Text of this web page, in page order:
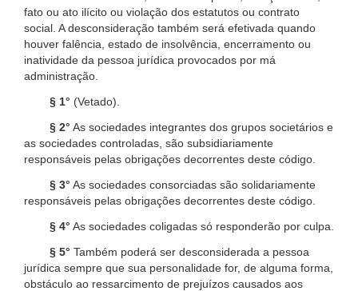
fato ou ato ilícito ou violação dos estatutos ou contrato
social. A desconsideração também será efetivada quando
houver falência, estado de insolvência, encerramento ou
inatividade da pessoa jurídica provocados por má
administração.
§ 1° (Vetado).
§ 2° As sociedades integrantes dos grupos societários e
as sociedades controladas, são subsidiariamente
responsáveis pelas obrigações decorrentes deste código.
§ 3° As sociedades consorciadas são solidariamente
responsáveis pelas obrigações decorrentes deste código.
§ 4° As sociedades coligadas só responderão por culpa.
§ 5° Também poderá ser desconsiderada a pessoa
jurídica sempre que sua personalidade for, de alguma forma,
obstáculo ao ressarcimento de prejuízos causados aos